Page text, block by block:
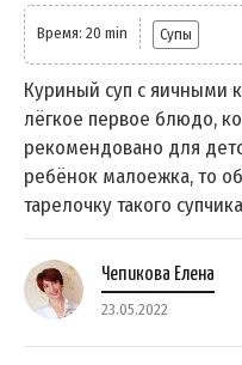
Время: 20 min Супы
Куриный суп с яичными
лёгкое первое блюдо,
рекомендовано для
ребёнок малоежка, то
тарелочку такого
Чепикова Елена
23.05.2022